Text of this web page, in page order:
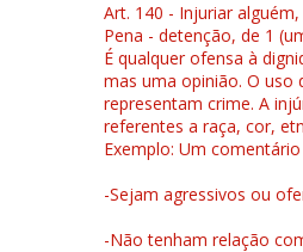
Art. 140 - Injuriar
Pena - detenção, de 1
É qualquer ofensa à
mas uma opinião. O
representam crime. A
referentes a raça, cor,
Exemplo: Um
-Sejam agressivos ou
-Não tenham relação